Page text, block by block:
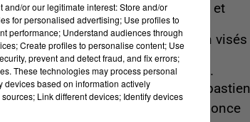
crêpe party, bons
Gabriel Attal et
Raphaël
Glucksmann visés
par des
ingérences...
Sollicité, Sébastien
Lecornu annonce
or our legitimate interest: Store and/or
for personalised advertising; Use profiles to
performance; Understand audiences through
Create profiles to personalise content; Use
prevent and detect fraud, and fix errors;
These technologies may process personal
devices based on information actively
Link different devices; Identify devices